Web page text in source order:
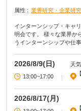
属性 : 業界研究・企業研
インターンシップ・キャ
明会です。 様々な業界か
うインターンシップや仕
2026/8/9(日)
天気
13:00~17:00
|
2026/8/17(月)